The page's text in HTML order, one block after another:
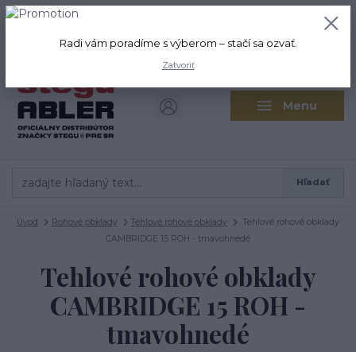
Menu
Hľadať
+421 917 280 411
0,00 EUR
Úvod Rohové obklady Tehlové rohové obklady
Tehlové rohové obklady
CAMBRIDGE 15 ROH - tmavohnedé
Tehlové rohové obklady
CAMBRIDGE 15 ROH -
tmavohnedé
Radi vám poradíme s výberom – stačí sa ozvať.
Zatvoriť